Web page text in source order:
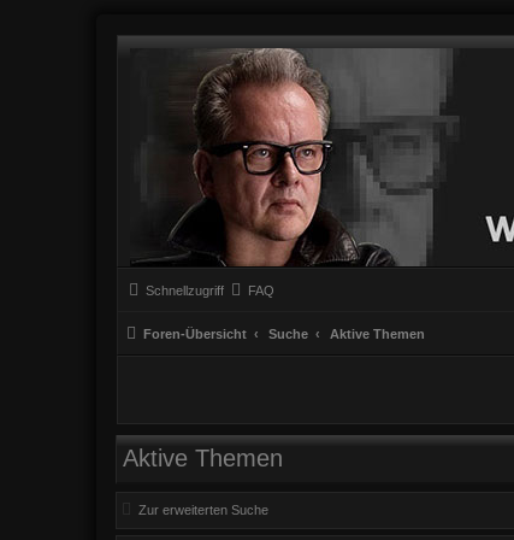
Schnellzugriff FAQ
Foren-Übersicht Suche Aktive Themen
Aktive Themen
Zur erweiterten Suche